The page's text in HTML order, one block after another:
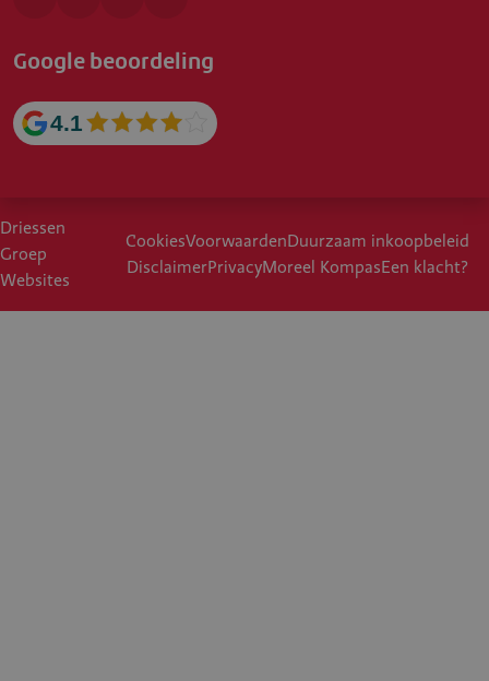
Google beoordeling
4.1
Driessen
Groep
Websites
CookiesVoorwaardenDuurzaam inkoopbeleid
DisclaimerPrivacyMoreel KompasEen klacht?